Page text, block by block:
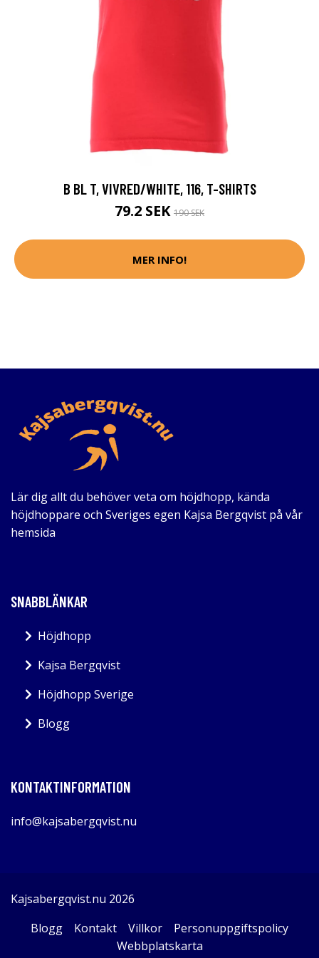
B BL T, VIVRED/WHITE, 116, T-SHIRTS
79.2 SEK 190 SEK
MER INFO!
Lär dig allt du behöver veta om höjdhopp, kända
höjdhoppare och Sveriges egen Kajsa Bergqvist på vår
hemsida
SNABBLÄNKAR
Höjdhopp
Kajsa Bergqvist
Höjdhopp Sverige
Blogg
KONTAKTINFORMATION
info@kajsabergqvist.nu
Kajsabergqvist.nu 2026
Blogg
Kontakt Villkor
Personuppgiftspolicy
Webbplatskarta